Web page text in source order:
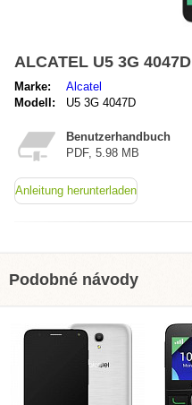
ALCATEL U5 3G 4047D
Marke:
Alcatel
Modell:
U5 3G 4047D
Benutzerhandbuch
PDF, 5.98 MB
Anleitung herunterladen
Podobné návody